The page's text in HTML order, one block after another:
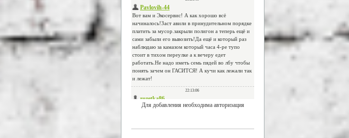
Для добавления необходима авторизация